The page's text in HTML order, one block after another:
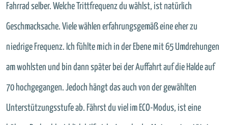
Fahrrad selber. Welche Trittfrequenz du wählst, ist natürlich
Geschmacksache. Viele wählen erfahrungsgemäß eine eher zu
niedrige Frequenz. Ich fühlte mich in der Ebene mit 65 Umdrehungen
am wohlsten und bin dann später bei der Auffahrt auf die Halde auf
70 hochgegangen. Jedoch hängt das auch von der gewählten
Unterstützungsstufe ab. Fährst du viel im ECO-Modus, ist eine